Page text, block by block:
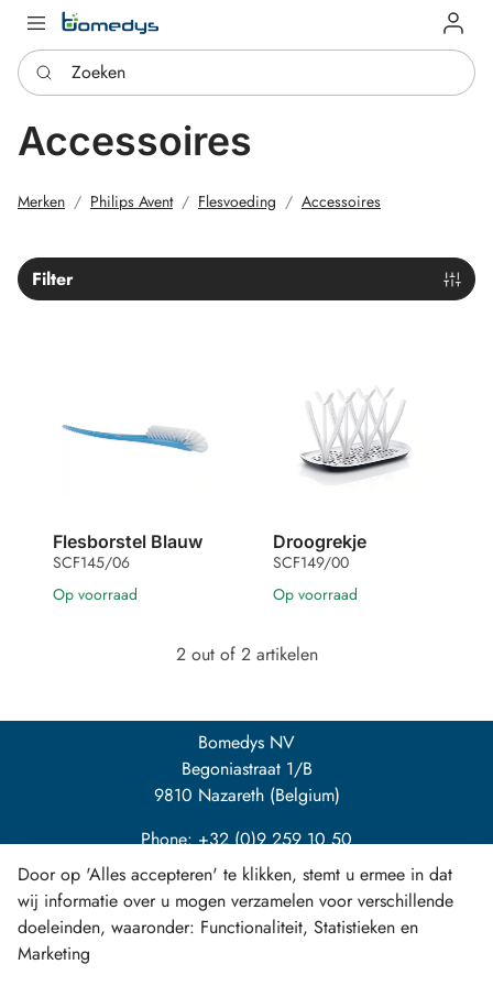
Log in
Zoeken
Accessoires
Merken Philips Avent Flesvoeding Accessoires
Filter
Flesborstel Blauw
SCF145/06
Op voorraad
Droogrekje
SCF149/00
Op voorraad
2 out of 2 artikelen
Bomedys NV
Begoniastraat 1/B
9810 Nazareth (Belgium)
Phone: +32 (0)9 259 10 50
info@bomedys.be
Door op 'Alles accepteren' te klikken, stemt u ermee in dat
wij informatie over u mogen verzamelen voor verschillende
doeleinden, waaronder: Functionaliteit, Statistieken en
Marketing